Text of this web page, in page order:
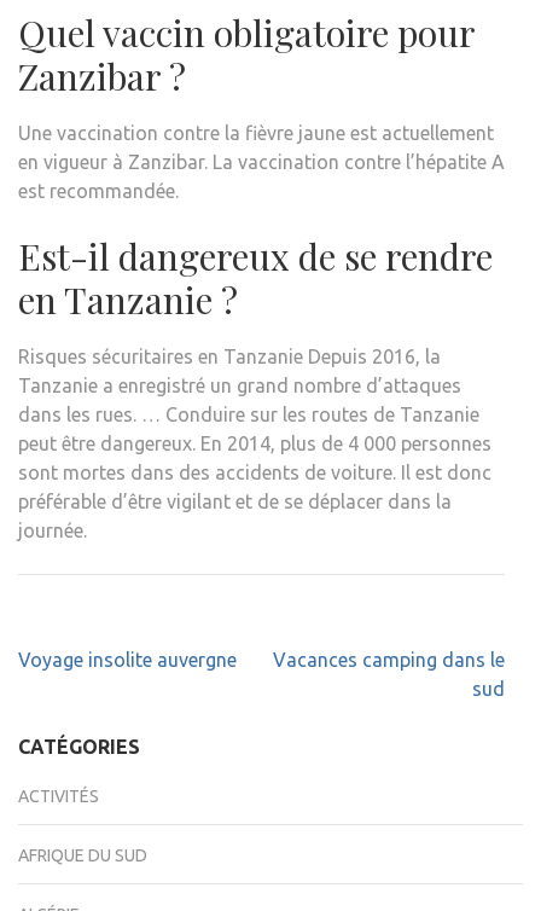
Quel vaccin obligatoire pour
Zanzibar ?
Une vaccination contre la fièvre jaune est actuellement
en vigueur à Zanzibar. La vaccination contre l’hépatite A
est recommandée.
Est-il dangereux de se rendre
en Tanzanie ?
Risques sécuritaires en Tanzanie Depuis 2016, la
Tanzanie a enregistré un grand nombre d’attaques
dans les rues. … Conduire sur les routes de Tanzanie
peut être dangereux. En 2014, plus de 4 000 personnes
sont mortes dans des accidents de voiture. Il est donc
préférable d’être vigilant et de se déplacer dans la
journée.
Navigation
Voyage insolite auvergne
Vacances camping dans le
sud
CATÉGORIES
ACTIVITÉS
AFRIQUE DU SUD